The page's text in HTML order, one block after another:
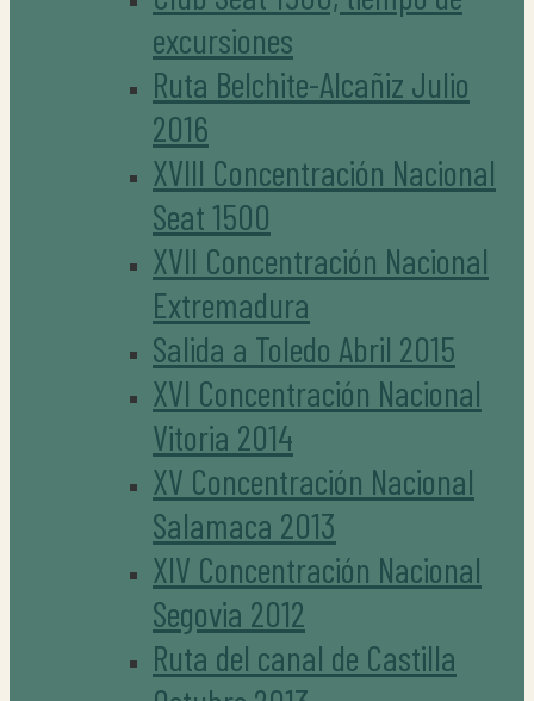
excursiones
Ruta Belchite-Alcañiz Julio
2016
XVIII Concentración Nacional
Seat 1500
XVII Concentración Nacional
Extremadura
Salida a Toledo Abril 2015
XVI Concentración Nacional
Vitoria 2014
XV Concentración Nacional
Salamaca 2013
XIV Concentración Nacional
Segovia 2012
Ruta del canal de Castilla